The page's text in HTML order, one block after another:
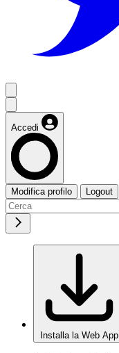
Accedi
Modifica profilo Logout
Installa la Web App